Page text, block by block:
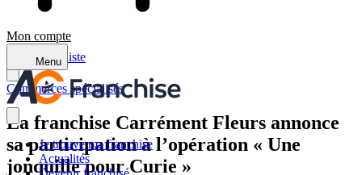
Mon compte
Menu
Je trouve ma franchise
Actualités
Retour à la liste
Commerces spécialisés
La franchise Carrément Fleurs annonce
sa participation à l’opération « Une
jonquille pour Curie »